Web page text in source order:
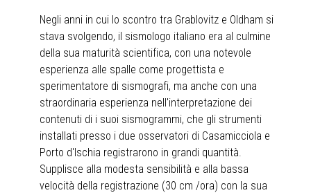
Negli anni in cui lo scontro tra Grablovitz e Oldham si
stava svolgendo, il sismologo italiano era al culmine
della sua maturità scientifica, con una notevole
esperienza alle spalle come progettista e
sperimentatore di sismografi, ma anche con una
straordinaria esperienza nell'interpretazione dei
contenuti di i suoi sismogrammi, che gli strumenti
installati presso i due osservatori di Casamicciola e
Porto d'Ischia registrarono in grandi quantità.
Supplisce alla modesta sensibilità e alla bassa
velocità della registrazione (30 cm /ora) con la sua